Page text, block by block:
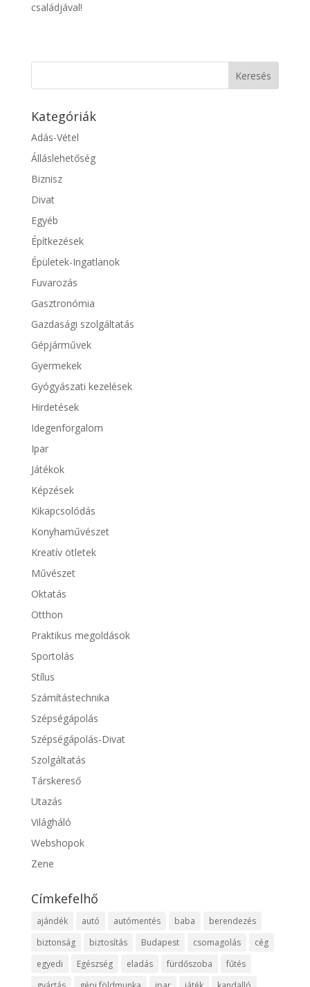
családjával!
Kategóriák
Adás-Vétel
Álláslehetőség
Biznisz
Divat
Egyéb
Építkezések
Épületek-Ingatlanok
Fuvarozás
Gasztronómia
Gazdasági szolgáltatás
Gépjárművek
Gyermekek
Gyógyászati kezelések
Hirdetések
Idegenforgalom
Ipar
Játékok
Képzések
Kikapcsolódás
Konyhaművészet
Kreatív ötletek
Művészet
Oktatás
Otthon
Praktikus megoldások
Sportolás
Stílus
Számítástechnika
Szépségápolás
Szépségápolás-Divat
Szolgáltatás
Társkereső
Utazás
Világháló
Webshopok
Zene
Címkefelhő
ajándék autó autómentés baba
berendezés
biztonság
biztosítás Budapest csomagolás
cég
egyedi
Egészség eladás fürdőszoba
fűtés